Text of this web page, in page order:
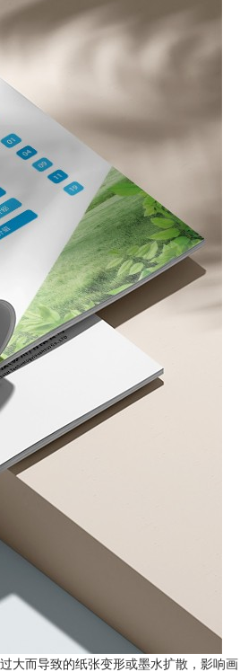
大而导致的纸张变形或墨水扩散，影响画